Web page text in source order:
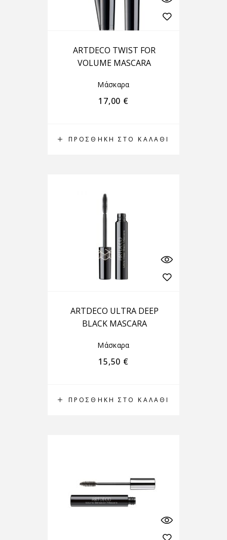
ΠΡΟΣΘΉΚΗ ΣΤΟ ΚΑΛΆΘΙ
ARTDECO TWIST FOR
VOLUME MASCARA
Μάσκαρα
17,00 €
ΠΡΟΣΘΉΚΗ ΣΤΟ ΚΑΛΆΘΙ
ARTDECO ULTRA DEEP
BLACK MASCARA
Μάσκαρα
15,50 €